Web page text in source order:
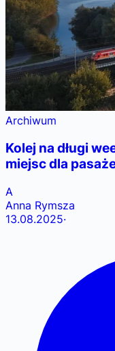
Archiwum
Kolej na długi
miejsc dla
A
Anna Rymsza
13.08.2025·